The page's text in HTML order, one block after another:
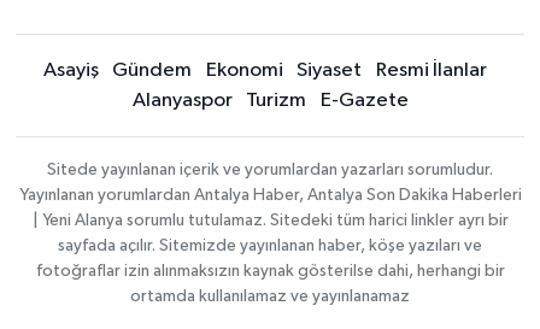
Asayiş Gündem Ekonomi Siyaset
Resmi İlanlar
Alanyaspor
Turizm E-Gazete
Sitede yayınlanan içerik ve yorumlardan yazarları sorumludur.
Yayınlanan yorumlardan Antalya Haber, Antalya Son Dakika Haberleri
| Yeni Alanya sorumlu tutulamaz. Sitedeki tüm harici linkler ayrı bir
sayfada açılır. Sitemizde yayınlanan haber, köşe yazıları ve
fotoğraflar izin alınmaksızın kaynak gösterilse dahi, herhangi bir
ortamda kullanılamaz ve yayınlanamaz